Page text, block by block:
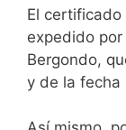
El
expedido
Bergondo,
y de la fecha